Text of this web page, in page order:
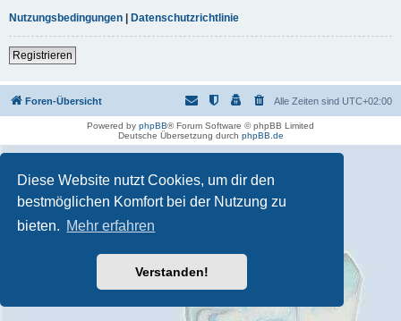
Diese Website nutzt Cookies, um dir den
bestmöglichen Komfort bei der Nutzung zu
bieten. Mehr erfahren
Verstanden!
Nutzungsbedingungen | Datenschutzrichtlinie
Registrieren
Foren-Übersicht Alle Zeiten sind UTC+02:00
Powered by phpBB® Forum Software © phpBB Limited
Deutsche Übersetzung durch phpBB.de